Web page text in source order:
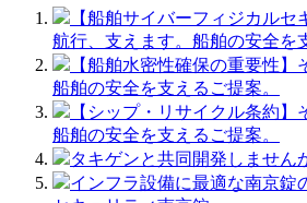
【船舶サイバーフィジカル
航行、支えます。船舶の安全を
【船舶水密性確保の重要性】
船舶の安全を支えるご提案。
【シップ・リサイクル条約】
船舶の安全を支えるご提案。
タキゲンと共同開発しません
インフラ設備に最適な南京錠